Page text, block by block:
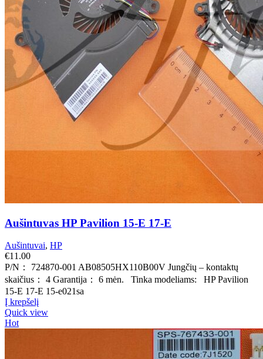
Aušintuvas HP Pavilion 15-E 17-E
Aušintuvai, HP
€11.00
P/N： 724870-001 AB08505HX110B00V Jungčių – kontaktų
skaičius： 4 Garantija： 6 mėn. Tinka modeliams: HP Pavilion
15-E 17-E 15-e021sa
Į krepšelį
Quick view
Hot